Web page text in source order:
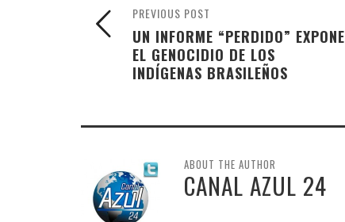
PREVIOUS POST
UN INFORME “PERDIDO” EXPONE
EL GENOCIDIO DE LOS
INDÍGENAS BRASILEÑOS
ABOUT THE AUTHOR
CANAL AZUL 24